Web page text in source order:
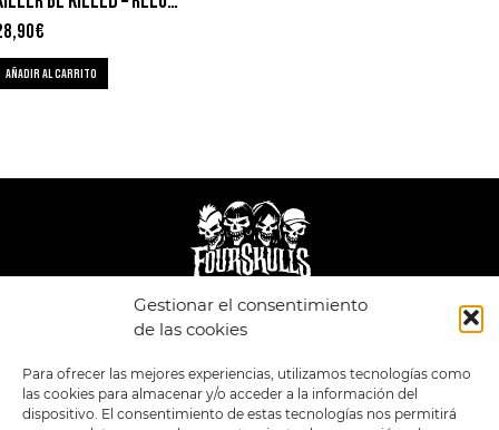
Gestionar el consentimiento
de las cookies
Para ofrecer las mejores experiencias, utilizamos tecnologías como
las cookies para almacenar y/o acceder a la información del
dispositivo. El consentimiento de estas tecnologías nos permitirá
€
AÑADIR AL CARRITO
PRIVACIDAD
TÉRMINOS Y
CONDICIONES
FORMATOS
PREVENTAS
OFERTAS